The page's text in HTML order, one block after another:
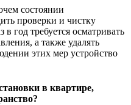
состоянии
проверки и чистку
год требуется осматривать
а также удалять
этих мер устройство
в квартире,